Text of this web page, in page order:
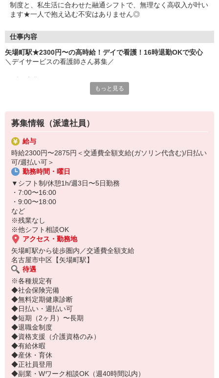
制度と、私生活に合わせた融通シフトで、無理なく高収入が叶い
ます★一人で抱え込む不安はありません◎
仕事内容
矢場町駅★2300円〜の高時給！デイで看護！16時退勤OKで安心
＼デイサービスの看護師さん募集／
・服薬管理
・介護職員や訪問医との連携
・看護記録の作成 等
日勤のみでシフトの融通が利くので、
無理なく長く続けられますよ♪
周囲とのコミュニケーションを大切にできる方、大歓迎◎
もっと見る
募集情報（派遣社員）
給与
時給2300円〜2875円＜交通費全額支給(ガソリン代含む)/日払い
可/週払い可＞
勤務時間・曜日
▼シフト制/休憩1h/週3日〜5日勤務
・7:00〜16:00
・9:00〜18:00
など
※残業なし
※他シフト相談OK
アクセス・勤務地
矢場町駅から徒歩圏内／交通費全額支給
名古屋市中区【矢場町駅】
待遇
※各種規定有
◆社会保険完備
◆無料定期健康診断
◆日払い・週払い可
◆短期（2ヶ月）〜長期
◆退職金制度
◆資格支援（介護資格のみ）
◆有給休暇
◆産休・育休
◆正社員登用
◆副業・Wワーク相談OK（週40時間以内）